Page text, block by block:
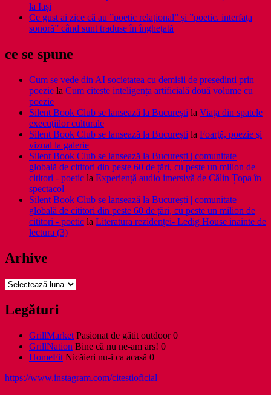
la Iași
Ce gust ai zice că au ”poetic relațional” și ”poetic. interfața
sonoră” când sunt traduse în înghețată
ce se spune
Cum se vede din AI societatea cu demisii de președinți prin
poezie la Cum citește inteligența artificială două volume cu
poezie
Silent Book Club se lansează la București la Viaţa din spatele
execuţiilor culturale
Silent Book Club se lansează la București la Foarţă, poezie şi
vizual la galerie
Silent Book Club se lansează la București | comunitate
globală de cititori din peste 60 de țări, cu peste un milion de
cititori - poetic la Experiență audio imersivă de Călin Țopa în
spectacol
Silent Book Club se lansează la București | comunitate
globală de cititori din peste 60 de țări, cu peste un milion de
cititori - poetic la Literatura rezidenţei- Ledig House inainte de
lectura (3)
Arhive
Arhive
Legături
GrillMarket Pasionat de gătit outdoor 0
GrillNation Bine că nu ne-am ars! 0
HomeFit Nicăieri nu-i ca acasă 0
https://www.instagram.com/citestioficial